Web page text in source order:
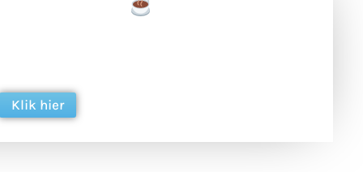
Klik hier